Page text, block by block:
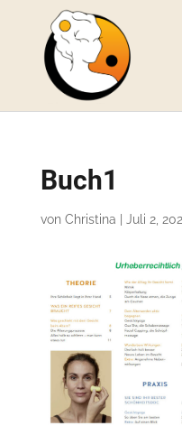
Buch1
von Christina Juli 2,